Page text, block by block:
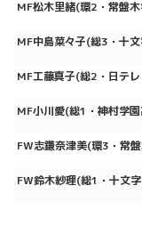
MF松木里緒(環2 ・常盤
MF中島菜々子(総3 ・十
MF工藤真子(総2 ・日テ
MF小川愛(総1 ・神村学
FW志鎌奈津美(環3 ・常
FW鈴木紗理(総1 ・十文